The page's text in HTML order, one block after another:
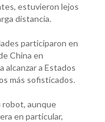
estuvieron lejos
distancia.
participaron en
China en
a Estados
más sofisticados.
robot, aunque
en particular,